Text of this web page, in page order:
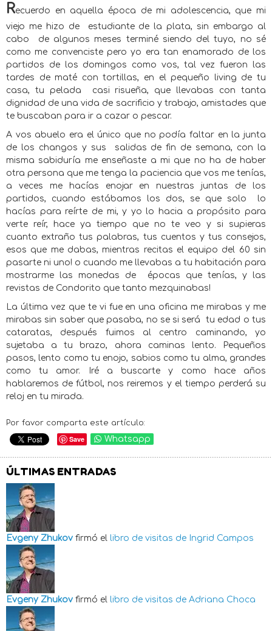
Recuerdo en aquella época de mi adolescencia, que mi
viejo me hizo de
estudiante de la plata, sin embargo al
cabo
de algunos meses terminé siendo del tuyo, no sé
como me convenciste pero yo era tan enamorado de los
partidos de los domingos como vos, tal vez fueron las
tardes de maté con tortillas, en el pequeño living de tu
casa, tu pelada
casi risueña, que llevabas con tanta
dignidad de una vida de sacrificio y trabajo, amistades que
te buscaban para ir a cazar o pescar.
A vos abuelo era el único que no podía faltar en la junta
de los changos y sus
salidas de fin de semana, con la
misma sabiduría me enseñaste a mi que no ha de haber
otra persona que me tenga la paciencia que vos me tenías,
a veces me hacías enojar en nuestras juntas de los
partidos, cuando estábamos los dos, se que solo
lo
hacías para reírte de mi, y yo lo hacia a propósito para
verte reír, hace ya tiempo que no te veo y si supieras
cuanto extraño tus palabras, tus cuentos y tus consejos,
esos que me dabas, mientras recitas el equipo del 60 sin
pasarte ni uno! o cuando me llevabas a tu habitación para
mostrarme las monedas de
épocas que tenías, y las
revistas de Condorito que tanto mezquinabas!
La última vez que te vi fue en una oficina me mirabas y me
mirabas sin saber que pasaba, no se si será
tu edad o tus
cataratas, después fuimos al centro caminando, yo
sujetaba a tu brazo, ahora caminas lento. Pequeños
pasos, lento como tu enojo, sabios como tu alma, grandes
como tu amor. Iré a buscarte y como hace años
hablaremos de fútbol, nos reiremos y el tiempo perderá su
reloj en tu mirada.
Por favor comparta este artículo:
Save Whatsapp
ÚLTIMAS ENTRADAS
Evgeny Zhukov firmó el libro de visitas de Ingrid Campos
Evgeny Zhukov firmó el libro de visitas de Adriana Choca